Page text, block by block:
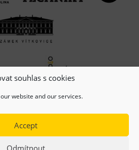
souhlas s cookies
website and our services.
Accept
Odmítnout